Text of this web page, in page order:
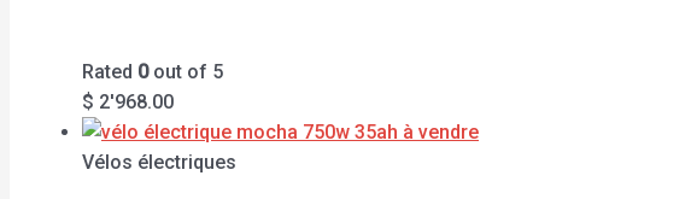
Rated 0out of 5
$ 2'968.00
Vélos électriques